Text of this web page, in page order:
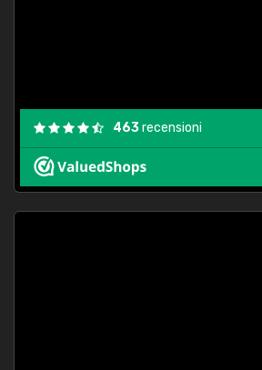
463recensioni